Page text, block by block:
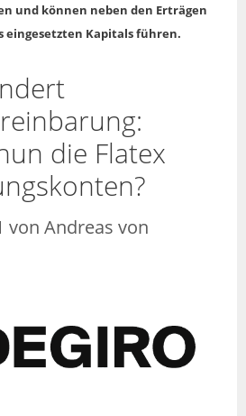
und können neben den Erträgen
eingesetzten Kapitals führen.
die Flatex
von Andreas von